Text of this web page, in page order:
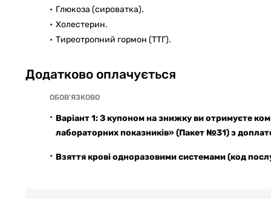
Глюкоза (сироватка).
Холестерин.
Тиреотропний гормон (ТТГ).
Додатково оплачується
ОБОВ'ЯЗКОВО
Варіант 1: З купоном на знижку ви отримуєте
лабораторних показників» (Пакет №31) з
Взяття крові одноразовими системами (код